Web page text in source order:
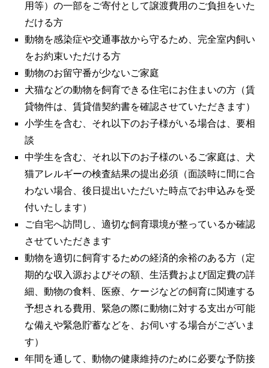
用等）の一部をご寄付として譲渡費用のご負担をいた
だける方
動物を感染症や交通事故から守るため、完全室内飼い
をお約束いただける方
動物のお留守番が少ないご家庭
犬猫などの動物を飼育できる住宅にお住まいの方（賃
貸物件は、賃貸借契約書を確認させていただきます）
小学生を含む、それ以下のお子様がいる場合は、要相
談
中学生を含む、それ以下のお子様のいるご家庭は、犬
猫アレルギーの検査結果の提出必須（面談時に間に合
わない場合、後日提出いただいた時点でお申込みを受
付いたします）
ご自宅へ訪問し、適切な飼育環境が整っているか確認
させていただきます
動物を適切に飼育するための経済的余裕のある方（定
期的な収入源およびその額、生活費および固定費の詳
細、動物の食料、医療、ケージなどの飼育に関連する
予想される費用、緊急の際に動物に対する支出が可能
な備えや緊急貯蓄などを、お伺いする場合がございま
す）
年間を通して、動物の健康維持のために必要な予防接